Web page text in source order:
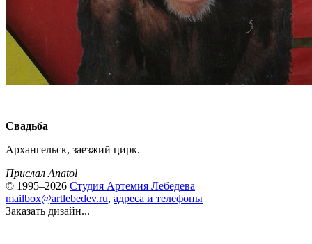
Свадьба
Архангельск, заезжий цирк.
Прислал Anatol
© 1995–2026 Студия Артемия Лебедева
mailbox@artlebedev.ru, адреса и телефоны
Заказать дизайн...